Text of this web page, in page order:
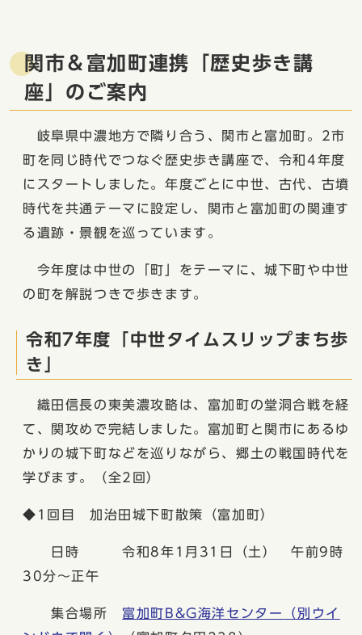
関市＆富加町連携「歴史歩き講
座」のご案内
岐阜県中濃地方で隣り合う、関市と富加町。2市
町を同じ時代でつなぐ歴史歩き講座で、令和4年度
にスタートしました。年度ごとに中世、古代、古墳
時代を共通テーマに設定し、関市と富加町の関連す
る遺跡・景観を巡っています。
今年度は中世の「町」をテーマに、城下町や中世
の町を解説つきで歩きます。
令和7年度「中世タイムスリップまち歩
き」
織田信長の東美濃攻略は、富加町の堂洞合戦を経
て、関攻めで完結しました。富加町と関市にあるゆ
かりの城下町などを巡りながら、郷土の戦国時代を
学びます。（全2回）
◆1回目 加治田城下町散策（富加町）
日時 令和8年1月31日（土） 午前9時
30分〜正午
集合場所 富加町B&G海洋センター
（別ウイ